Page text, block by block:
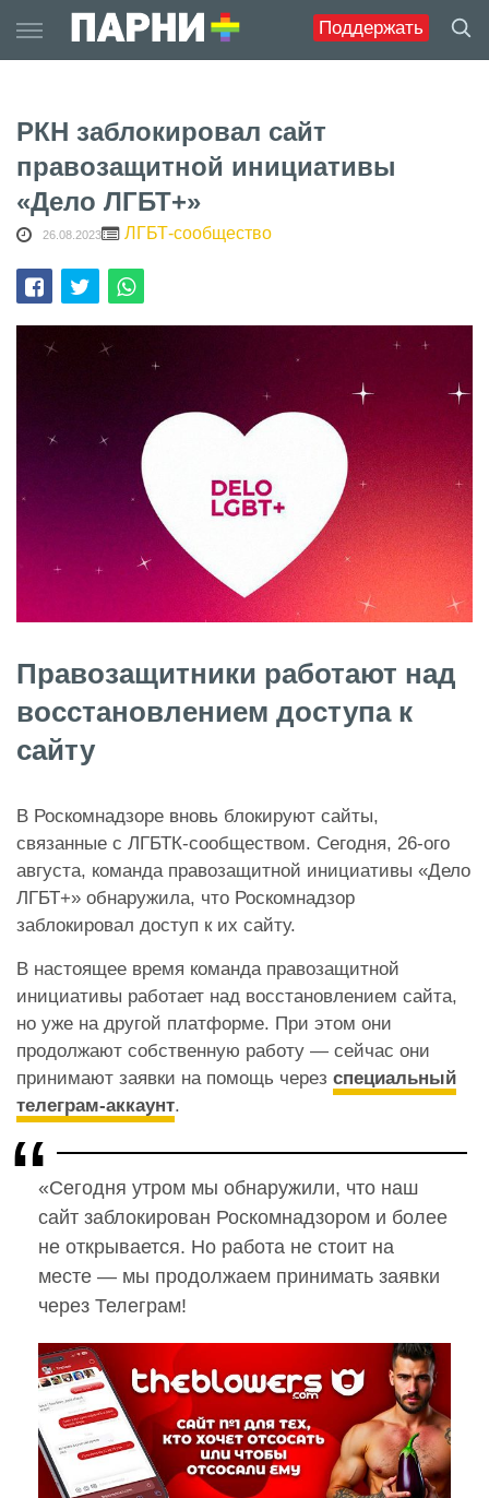
Поддержать
to
content
РКН заблокировал сайт
правозащитной инициативы
«Дело ЛГБТ+»
26.08.2023 ЛГБТ-сообщество
Правозащитники работают над
восстановлением доступа к
сайту
В Роскомнадзоре вновь блокируют сайты,
связанные с ЛГБТК-сообществом. Сегодня, 26-ого
августа, команда правозащитной инициативы «Дело
ЛГБТ+» обнаружила, что Роскомнадзор
заблокировал доступ к их сайту.
В настоящее время команда правозащитной
инициативы работает над восстановлением сайта,
но уже на другой платформе. При этом они
продолжают собственную работу — сейчас они
принимают заявки на помощь через специальный
телеграм-аккаунт.
«Сегодня утром мы обнаружили, что наш
сайт заблокирован Роскомнадзором и более
не открывается. Но работа не стоит на
месте — мы продолжаем принимать заявки
через Телеграм!